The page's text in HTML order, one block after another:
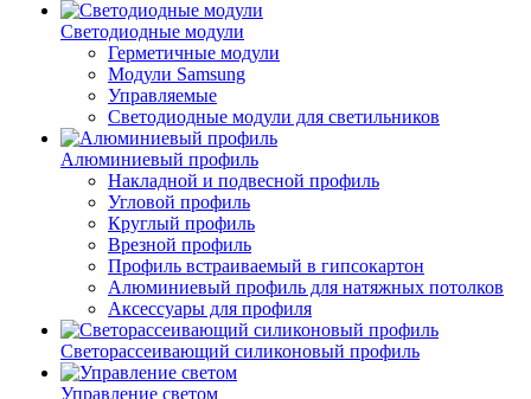
Светодиодные модули
Герметичные модули
Модули Samsung
Управляемые
Светодиодные модули для светильников
Алюминиевый профиль
Накладной и подвесной профиль
Угловой профиль
Круглый профиль
Врезной профиль
Профиль встраиваемый в гипсокартон
Алюминиевый профиль для натяжных потолков
Аксессуары для профиля
Светорассеивающий силиконовый профиль
Управление светом